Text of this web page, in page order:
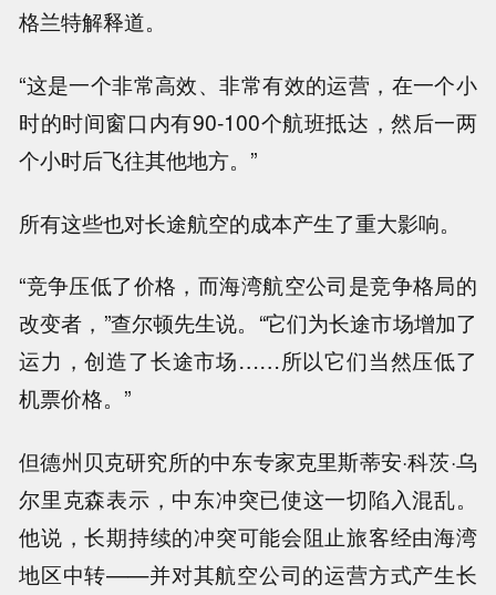
格兰特解释道。
“这是一个非常高效、非常有效的运营，在一个小
时的时间窗口内有90-100个航班抵达，然后一两
个小时后飞往其他地方。”
所有这些也对长途航空的成本产生了重大影响。
“竞争压低了价格，而海湾航空公司是竞争格局的
改变者，”查尔顿先生说。“它们为长途市场增加了
运力，创造了长途市场……所以它们当然压低了
机票价格。”
但德州贝克研究所的中东专家克里斯蒂安·科茨·乌
尔里克森表示，中东冲突已使这一切陷入混乱。
他说，长期持续的冲突可能会阻止旅客经由海湾
地区中转——并对其航空公司的运营方式产生长